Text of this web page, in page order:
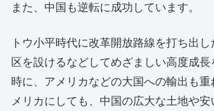
また、中国も逆転に成功しています。
トウ小平時代に改革開放路線を打ち出
区を設けるなどしてめざましい高度成長
時に、アメリカなどの大国への輸出も
メリカにしても、中国の広大な土地や安